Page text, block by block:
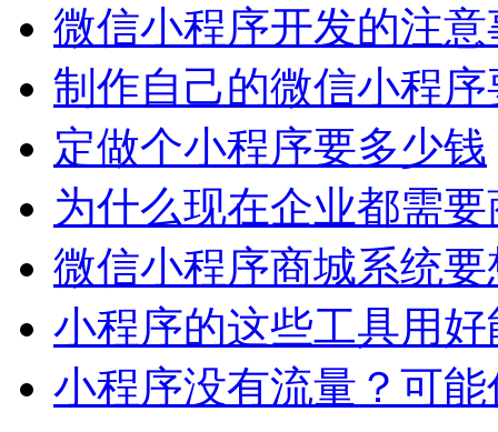
微信小程序开发的注
制作自己的微信小程
定做个小程序要多少钱
为什么现在企业都需
微信小程序商城系统
小程序的这些工具用
小程序没有流量？可